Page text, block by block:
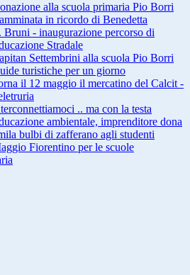
alla scuola primaria Pio Borri
in ricordo di Benedetta
Bruni - inaugurazione percorso di
Stradale
Settembrini alla scuola Pio Borri
turistiche per un giorno
il 12 maggio il mercatino del Calcit -
.. ma con la testa
ambientale, imprenditore dona
bulbi di zafferano agli studenti
Fiorentino per le scuole